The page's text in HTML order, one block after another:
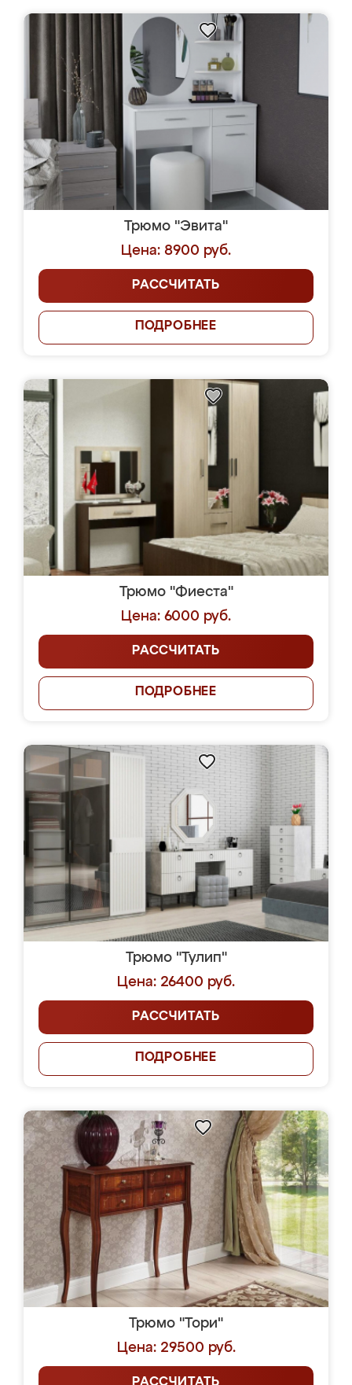
Трюмо "Эвита"
Цена: 8900 руб.
РАССЧИТАТЬ
ПОДРОБНЕЕ
Трюмо "Фиеста"
Цена: 6000 руб.
РАССЧИТАТЬ
ПОДРОБНЕЕ
Трюмо "Тулип"
Цена: 26400 руб.
РАССЧИТАТЬ
ПОДРОБНЕЕ
Трюмо "Тори"
Цена: 29500 руб.